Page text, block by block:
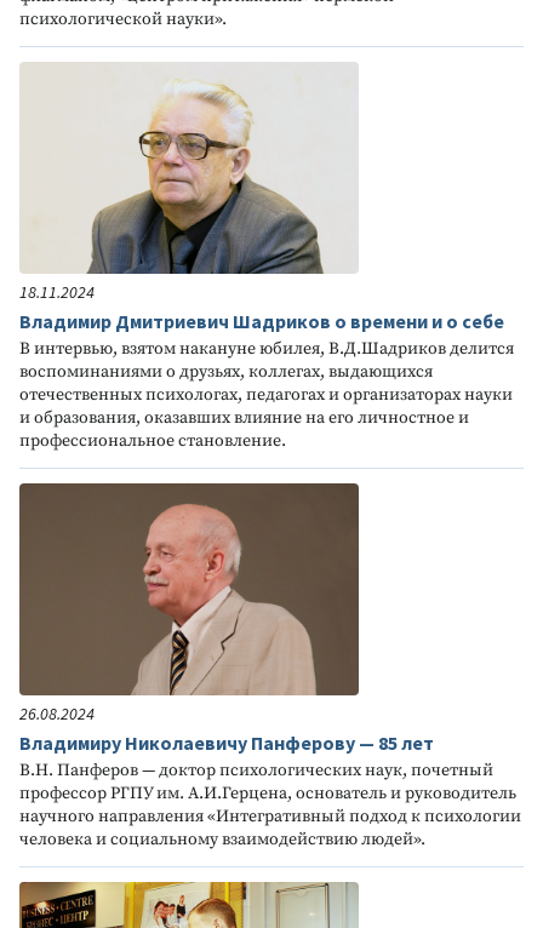
психологической науки».
18.11.2024
Владимир Дмитриевич Шадриков о времени и о себе
В интервью, взятом накануне юбилея, В.Д.Шадриков делится
воспоминаниями о друзьях, коллегах, выдающихся
отечественных психологах, педагогах и организаторах науки
и образования, оказавших влияние на его личностное и
профессиональное становление.
26.08.2024
Владимиру Николаевичу Панферову — 85 лет
В.Н. Панферов — доктор психологических наук, почетный
профессор РГПУ им. А.И.Герцена, основатель и руководитель
научного направления «Интегративный подход к психологии
человека и социальному взаимодействию людей».